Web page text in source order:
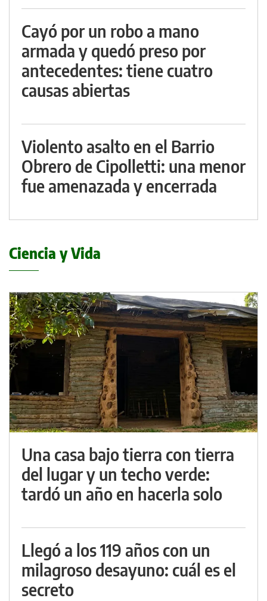
Cayó por un robo a mano
armada y quedó preso por
antecedentes: tiene cuatro
causas abiertas
Violento asalto en el Barrio
Obrero de Cipolletti: una menor
fue amenazada y encerrada
Ciencia y Vida
Una casa bajo tierra con tierra
del lugar y un techo verde:
tardó un año en hacerla solo
Llegó a los 119 años con un
milagroso desayuno: cuál es el
secreto